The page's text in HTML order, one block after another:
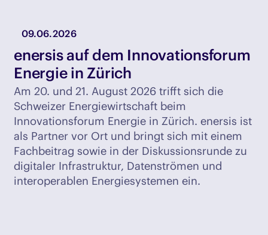
09.06.2026
enersis auf dem Innovationsforum
Energie in Zürich
Am 20. und 21. August 2026 trifft sich die
Schweizer Energiewirtschaft beim
Innovationsforum Energie in Zürich. enersis ist
als Partner vor Ort und bringt sich mit einem
Fachbeitrag sowie in der Diskussionsrunde zu
digitaler Infrastruktur, Datenströmen und
interoperablen Energiesystemen ein.